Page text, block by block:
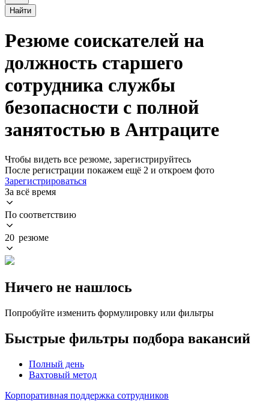
Найти
Резюме соискателей на
должность старшего
сотрудника службы
безопасности с полной
занятостью в Антраците
Чтобы видеть все резюме, зарегистрируйтесь
После регистрации покажем ещё 2 и откроем фото
Зарегистрироваться
За всё время
По соответствию
20 резюме
Ничего не нашлось
Попробуйте изменить формулировку или фильтры
Быстрые фильтры подбора вакансий
Полный день
Вахтовый метод
Корпоративная поддержка сотрудников